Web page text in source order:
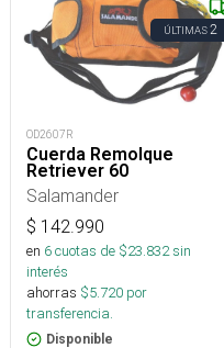
ÚLTIMAS2
OD2607R
Cuerda Remolque
Retriever 60
Salamander
$ 142.990
en 6cuotas de $23.832sin
interés
ahorras $5.720 por
transferencia.
Disponible